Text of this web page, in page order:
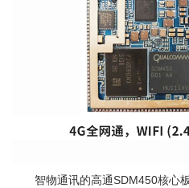
智物通讯的高通SDM450核心